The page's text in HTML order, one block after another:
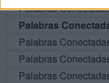
Palabras
Palabras
Palabras
Palabras
Palabras